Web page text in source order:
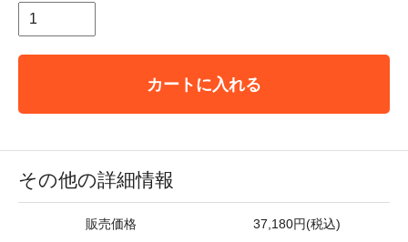
カートに入れる
その他の詳細情報
販売価格 37,180円(税込)